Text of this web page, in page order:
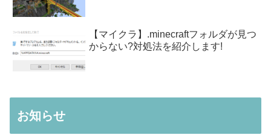
【マイクラ】.minecraftフォルダが見つ
からない?対処法を紹介します!
お知らせ